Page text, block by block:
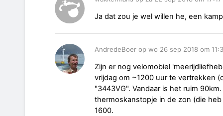
Ja dat zou je wel willen he, een
AndredeBoer op wo 26 sep 2018 om
Zijn er nog velomobiel
vrijdag om ~1200 uur te vertrekken
"3443VG". Vandaar is het ruim
thermoskanstopje in de zon (die
1600.